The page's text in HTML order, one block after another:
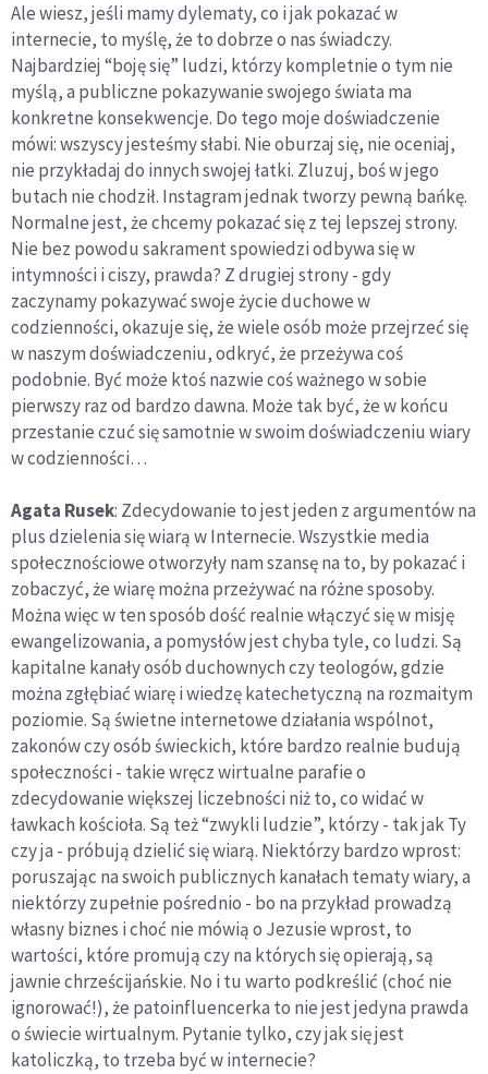
Ale wiesz, jeśli mamy dylematy, co i jak pokazać w
internecie, to myślę, że to dobrze o nas świadczy.
Najbardziej “boję się” ludzi, którzy kompletnie o tym nie
myślą, a publiczne pokazywanie swojego świata ma
konkretne konsekwencje. Do tego moje doświadczenie
mówi: wszyscy jesteśmy słabi. Nie oburzaj się, nie oceniaj,
nie przykładaj do innych swojej łatki. Zluzuj, boś w jego
butach nie chodził. Instagram jednak tworzy pewną bańkę.
Normalne jest, że chcemy pokazać się z tej lepszej strony.
Nie bez powodu sakrament spowiedzi odbywa się w
intymności i ciszy, prawda? Z drugiej strony - gdy
zaczynamy pokazywać swoje życie duchowe w
codzienności, okazuje się, że wiele osób może przejrzeć się
w naszym doświadczeniu, odkryć, że przeżywa coś
podobnie. Być może ktoś nazwie coś ważnego w sobie
pierwszy raz od bardzo dawna. Może tak być, że w końcu
przestanie czuć się samotnie w swoim doświadczeniu wiary
w codzienności…
Agata Rusek: Zdecydowanie to jest jeden z argumentów na
plus dzielenia się wiarą w Internecie. Wszystkie media
społecznościowe otworzyły nam szansę na to, by pokazać i
zobaczyć, że wiarę można przeżywać na różne sposoby.
Można więc w ten sposób dość realnie włączyć się w misję
ewangelizowania, a pomysłów jest chyba tyle, co ludzi. Są
kapitalne kanały osób duchownych czy teologów, gdzie
można zgłębiać wiarę i wiedzę katechetyczną na rozmaitym
poziomie. Są świetne internetowe działania wspólnot,
zakonów czy osób świeckich, które bardzo realnie budują
społeczności - takie wręcz wirtualne parafie o
zdecydowanie większej liczebności niż to, co widać w
ławkach kościoła. Są też “zwykli ludzie”, którzy - tak jak Ty
czy ja - próbują dzielić się wiarą. Niektórzy bardzo wprost:
poruszając na swoich publicznych kanałach tematy wiary, a
niektórzy zupełnie pośrednio - bo na przykład prowadzą
własny biznes i choć nie mówią o Jezusie wprost, to
wartości, które promują czy na których się opierają, są
jawnie chrześcijańskie. No i tu warto podkreślić (choć nie
ignorować!), że patoinfluencerka to nie jest jedyna prawda
o świecie wirtualnym. Pytanie tylko, czy jak się jest
katoliczką, to trzeba być w internecie?